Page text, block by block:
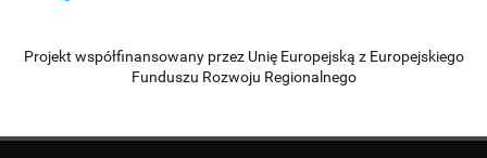
Projekt współfinansowany przez Unię Europejską z Europejskiego
Funduszu Rozwoju Regionalnego